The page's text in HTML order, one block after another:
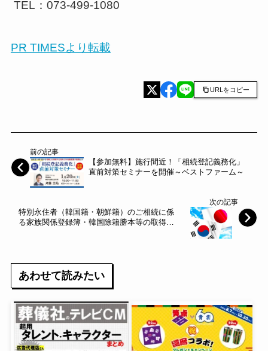
TEL：073-499-1080
PR TIMESより転載
URLをコピー
前の記事
【参加無料】施行間近！「相続登記義務化」
直前対策セミナーを開催～ベストファーム～
次の記事
特別永住者（韓国籍・朝鮮籍）のご相続に係
る家族関係登録簿・韓国除籍謄本等の取得代
あわせて読みたい